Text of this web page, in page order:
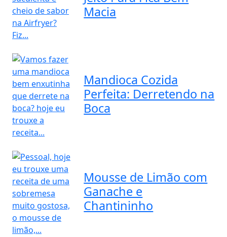
Macia
Mandioca Cozida
Perfeita: Derretendo na
Boca
Mousse de Limão com
Ganache e
Chantininho